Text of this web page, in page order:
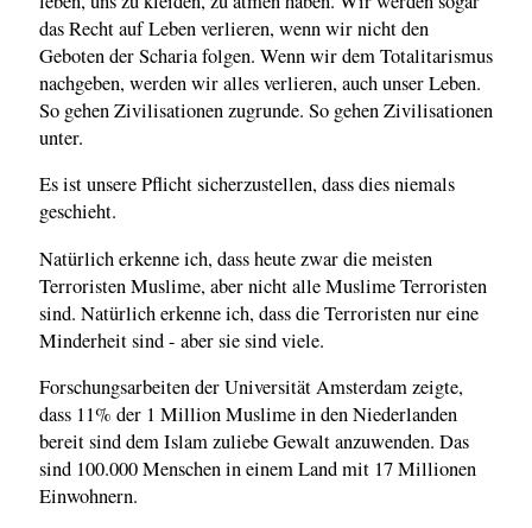
das Recht auf Leben verlieren, wenn wir nicht den
Geboten der Scharia folgen. Wenn wir dem Totalitarismus
nachgeben, werden wir alles verlieren, auch unser Leben.
So gehen Zivilisationen zugrunde. So gehen Zivilisationen
unter.
Es ist unsere Pflicht sicherzustellen, dass dies niemals
geschieht.
Natürlich erkenne ich, dass heute zwar die meisten
Terroristen Muslime, aber nicht alle Muslime Terroristen
sind. Natürlich erkenne ich, dass die Terroristen nur eine
Minderheit sind - aber sie sind viele.
Forschungsarbeiten der Universität Amsterdam zeigte,
dass 11% der 1 Million Muslime in den Niederlanden
bereit sind dem Islam zuliebe Gewalt anzuwenden. Das
sind 100.000 Menschen in einem Land mit 17 Millionen
Einwohnern.